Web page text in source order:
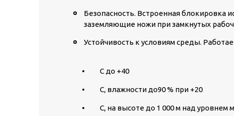
Безопасность. Встроенная блокировка
заземляющие ножи при замкнутых
Устойчивость к условиям среды.
• C до +40
• C, влажности до90 % при +20
• C, на высоте до 1 000 м над уровнем